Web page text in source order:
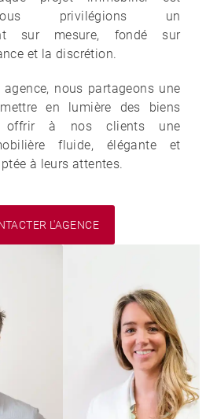
privilégions un
sur mesure, fondé sur
et la discrétion.
nous partageons une
en lumière des biens
offrir à nos clients une
fluide, élégante et
à leurs attentes.
L'AGENCE